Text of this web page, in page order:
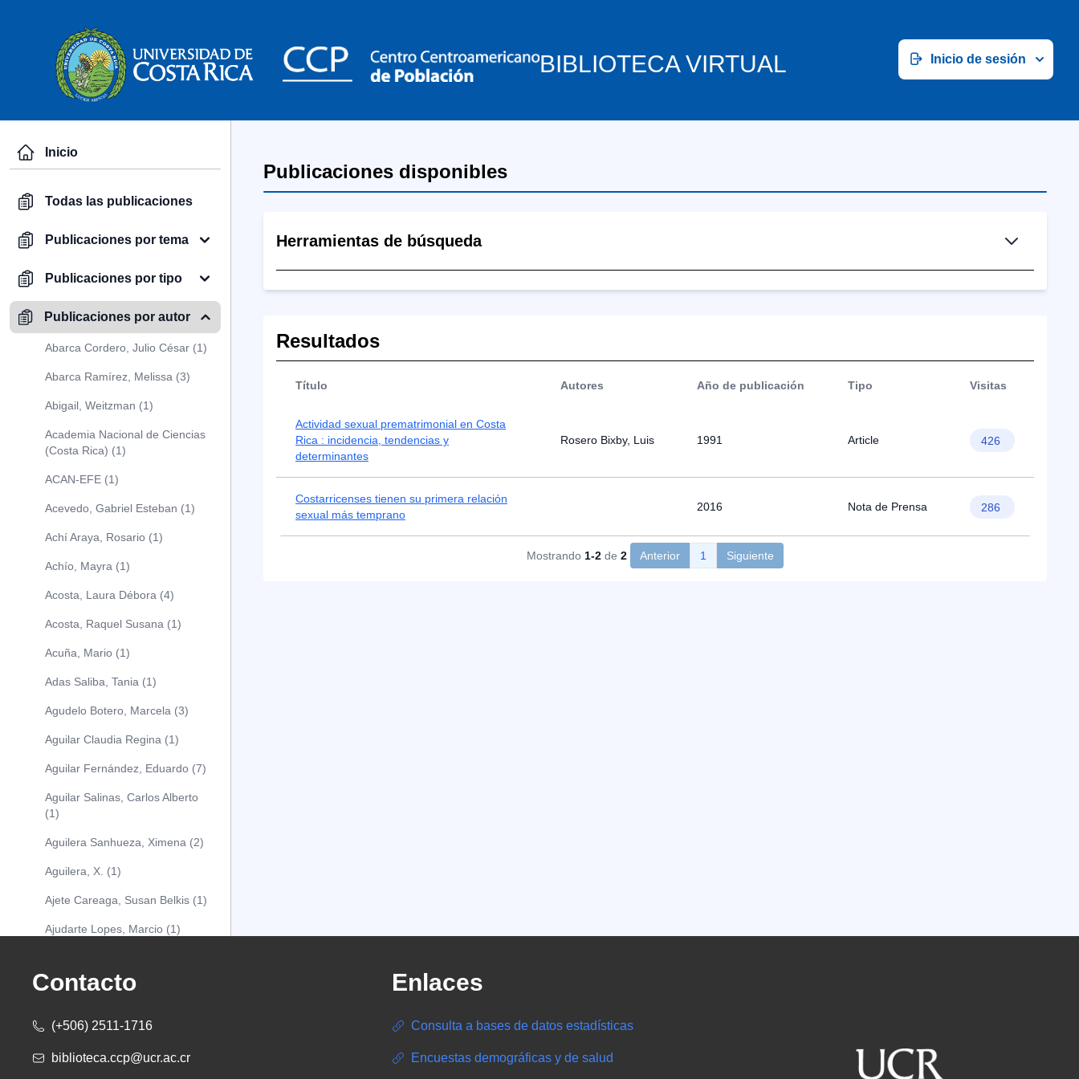
BIBLIOTECA VIRTUAL Inicio de sesión
Inicio
Todas las publicaciones
Publicaciones por tema
Publicaciones por tipo
Publicaciones por autor
Abarca Cordero, Julio César (1)
Abarca Ramírez, Melissa (3)
Abigail, Weitzman (1)
Academia Nacional de Ciencias
(Costa Rica) (1)
ACAN-EFE (1)
Acevedo, Gabriel Esteban (1)
Achí Araya, Rosario (1)
Achío, Mayra (1)
Acosta, Laura Débora (4)
Acosta, Raquel Susana (1)
Acuña, Mario (1)
Adas Saliba, Tania (1)
Agudelo Botero, Marcela (3)
Aguilar Claudia Regina (1)
Aguilar Fernández, Eduardo (7)
Aguilar Salinas, Carlos Alberto
(1)
Aguilera Sanhueza, Ximena (2)
Aguilera, X. (1)
Ajete Careaga, Susan Belkis (1)
Ajudarte Lopes, Marcio (1)
(1)
Albareda Tiana (1)
Alcócer Alfaro, Diana (1)
Publicaciones disponibles
Herramientas de búsqueda
Resultados
Título Autores Año de publicación Tipo Visitas
Actividad sexual prematrimonial en Costa
Rica : incidencia, tendencias y
determinantes
Rosero Bixby, Luis 1991 Article 426
Costarricenses tienen su primera relación
sexual más temprano
2016 Nota de Prensa 286
Mostrando 1-2 de 2 Anterior 1 Siguiente
Contacto
(+506) 2511-1716
biblioteca.ccp@ucr.ac.cr
Enlaces
Consulta a bases de datos estadísticas
Encuestas demográficas y de salud